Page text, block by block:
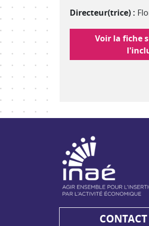
Directeur(trice) :
Lien vers le marché
Voir la fiche
CONTACT